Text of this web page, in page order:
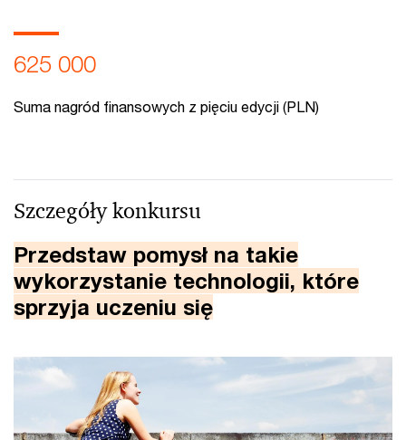
625 000
Suma nagród finansowych z pięciu edycji (PLN)
Szczegóły konkursu
Przedstaw pomysł na takie
wykorzystanie technologii, które
sprzyja uczeniu się